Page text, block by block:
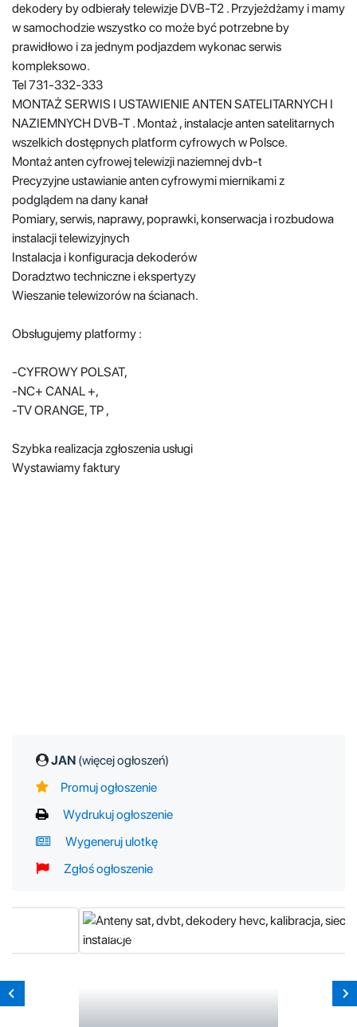
dekodery by odbierały telewizje DVB-T2 . Przyjeżdżamy i mamy
w samochodzie wszystko co może być potrzebne by
prawidłowo i za jednym podjazdem wykonac serwis
kompleksowo.
Tel 731-332-333
MONTAŻ SERWIS I USTAWIENIE ANTEN SATELITARNYCH I
NAZIEMNYCH DVB-T . Montaż , instalacje anten satelitarnych
wszelkich dostępnych platform cyfrowych w Polsce.
Montaż anten cyfrowej telewizji naziemnej dvb-t
Precyzyjne ustawianie anten cyfrowymi miernikami z
podglądem na dany kanał
Pomiary, serwis, naprawy, poprawki, konserwacja i rozbudowa
instalacji telewizyjnych
Instalacja i konfiguracja dekoderów
Doradztwo techniczne i ekspertyzy
Wieszanie telewizorów na ścianach.
Obsługujemy platformy :
-CYFROWY POLSAT,
-NC+ CANAL +,
-TV ORANGE, TP ,
Szybka realizacja zgłoszenia usługi
Wystawiamy faktury
JAN (więcej ogłoszeń)
Promuj ogłoszenie
Wydrukuj ogłoszenie
Wygeneruj ulotkę
Zgłoś ogłoszenie
40 zł